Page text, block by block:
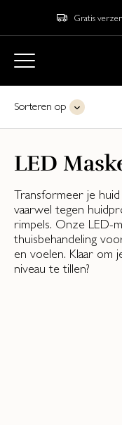
Gratis
Sorteren op
LED
Transformeer je
vaarwel tegen
rimpels. Onze LED-
thuisbehandeling
en voelen. Klaar om
niveau te tillen?